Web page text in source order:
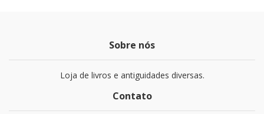
Sobre nós
Loja de livros e antiguidades diversas.
Contato